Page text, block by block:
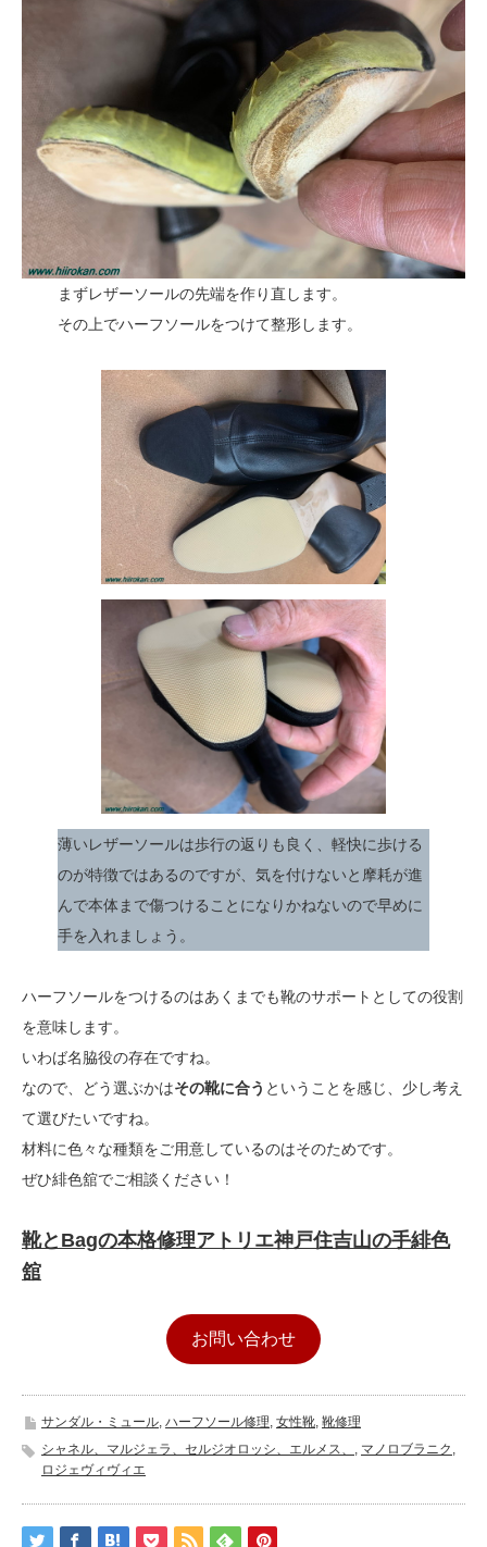
まずレザーソールの先端を作り直します。
その上でハーフソールをつけて整形します。
薄いレザーソールは歩行の返りも良く、軽快に歩ける
のが特徴ではあるのですが、気を付けないと摩耗が進
んで本体まで傷つけることになりかねないので早めに
手を入れましょう。
ハーフソールをつけるのはあくまでも靴のサポートとしての役割
を意味します。
いわば名脇役の存在ですね。
なので、どう選ぶかはその靴に合う ということを感じ、少し考え
て選びたいですね。
材料に色々な種類をご用意しているのはそのためです。
ぜひ緋色舘でご相談ください！
靴とBagの本格修理アトリエ神戸住吉山の手緋色
舘
お問い合わせ
サンダル・ミュール, ハーフソール修理, 女性靴, 靴修理
シャネル、マルジェラ、セルジオロッシ、エルメス、 , マノロブラニク ,
ロジェヴィヴィエ